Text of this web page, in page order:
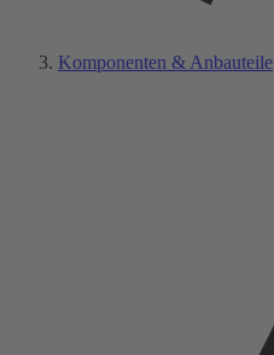
Komponenten & Anbauteile